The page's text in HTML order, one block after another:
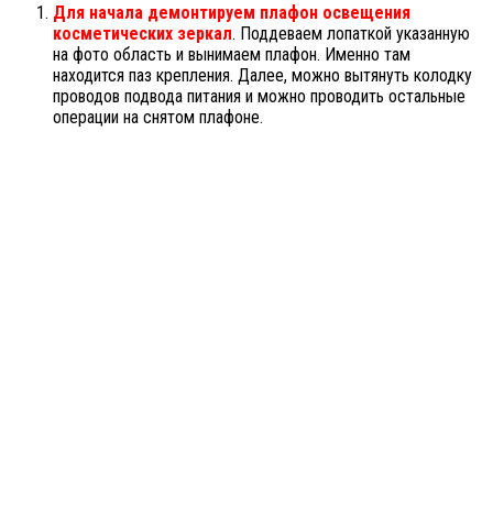
Для начала демонтируем плафон освещения
косметических зеркал. Поддеваем лопаткой указанную
на фото область и вынимаем плафон. Именно там
находится паз крепления. Далее, можно вытянуть колодку
проводов подвода питания и можно проводить остальные
операции на снятом плафоне.